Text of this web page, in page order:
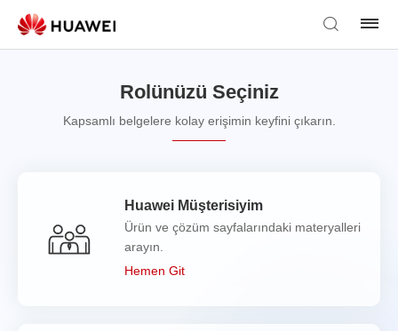
Rolünüzü Seçiniz
Kapsamlı belgelere kolay erişimin keyfini çıkarın.
Huawei Müşterisiyim
Ürün ve çözüm sayfalarındaki materyalleri
arayın.
Hemen Git